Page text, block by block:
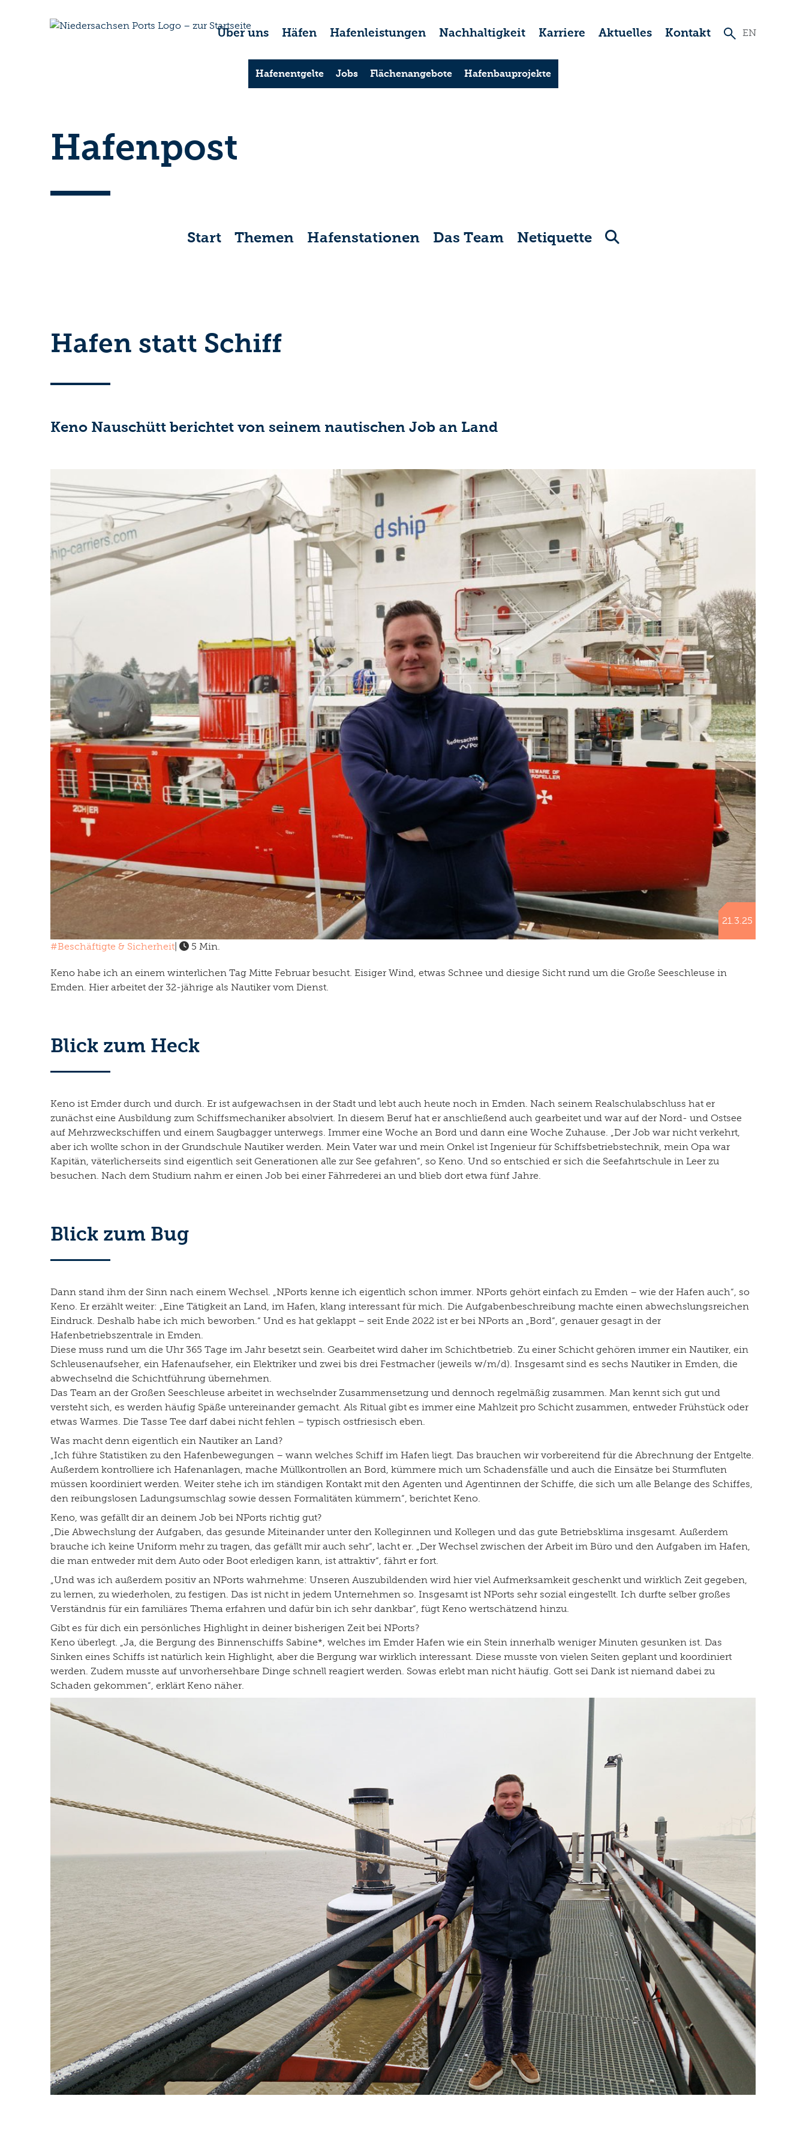
Über uns Häfen Hafenleistungen Nachhaltigkeit Karriere Aktuelles Kontakt EN
Hafenentgelte Jobs Flächenangebote Hafenbauprojekte
Hafenpost
Start Themen Hafenstationen Das Team Netiquette
Hafen statt Schiff
Keno Nauschütt berichtet von seinem nautischen Job an Land
21.3.25
#Beschäftigte & Sicherheit| 5 Min.
Keno habe ich an einem winterlichen Tag Mitte Februar besucht. Eisiger Wind, etwas Schnee und diesige Sicht rund um die Große Seeschleuse in
Emden. Hier arbeitet der 32-jährige als Nautiker vom Dienst.
Blick zum Heck
Keno ist Emder durch und durch. Er ist aufgewachsen in der Stadt und lebt auch heute noch in Emden. Nach seinem Realschulabschluss hat er
zunächst eine Ausbildung zum Schiffsmechaniker absolviert. In diesem Beruf hat er anschließend auch gearbeitet und war auf der Nord- und Ostsee
auf Mehrzweckschiffen und einem Saugbagger unterwegs. Immer eine Woche an Bord und dann eine Woche Zuhause. „Der Job war nicht verkehrt,
aber ich wollte schon in der Grundschule Nautiker werden. Mein Vater war und mein Onkel ist Ingenieur für Schiffsbetriebstechnik, mein Opa war
Kapitän, väterlicherseits sind eigentlich seit Generationen alle zur See gefahren“, so Keno. Und so entschied er sich die Seefahrtschule in Leer zu
besuchen. Nach dem Studium nahm er einen Job bei einer Fährrederei an und blieb dort etwa fünf Jahre.
Blick zum Bug
Dann stand ihm der Sinn nach einem Wechsel. „NPorts kenne ich eigentlich schon immer. NPorts gehört einfach zu Emden – wie der Hafen auch“, so
Keno. Er erzählt weiter: „Eine Tätigkeit an Land, im Hafen, klang interessant für mich. Die Aufgabenbeschreibung machte einen abwechslungsreichen
Eindruck. Deshalb habe ich mich beworben.“ Und es hat geklappt – seit Ende 2022 ist er bei NPorts an „Bord“, genauer gesagt in der
Hafenbetriebszentrale in Emden.
Diese muss rund um die Uhr 365 Tage im Jahr besetzt sein. Gearbeitet wird daher im Schichtbetrieb. Zu einer Schicht gehören immer ein Nautiker, ein
Schleusenaufseher, ein Hafenaufseher, ein Elektriker und zwei bis drei Festmacher (jeweils w/m/d). Insgesamt sind es sechs Nautiker in Emden, die
abwechselnd die Schichtführung übernehmen.
Das Team an der Großen Seeschleuse arbeitet in wechselnder Zusammensetzung und dennoch regelmäßig zusammen. Man kennt sich gut und
versteht sich, es werden häufig Späße untereinander gemacht. Als Ritual gibt es immer eine Mahlzeit pro Schicht zusammen, entweder Frühstück oder
etwas Warmes. Die Tasse Tee darf dabei nicht fehlen – typisch ostfriesisch eben.
Was macht denn eigentlich ein Nautiker an Land?
„Ich führe Statistiken zu den Hafenbewegungen – wann welches Schiff im Hafen liegt. Das brauchen wir vorbereitend für die Abrechnung der Entgelte.
Außerdem kontrolliere ich Hafenanlagen, mache Müllkontrollen an Bord, kümmere mich um Schadensfälle und auch die Einsätze bei Sturmfluten
müssen koordiniert werden. Weiter stehe ich im ständigen Kontakt mit den Agenten und Agentinnen der Schiffe, die sich um alle Belange des Schiffes,
den reibungslosen Ladungsumschlag sowie dessen Formalitäten kümmern“, berichtet Keno.
Keno, was gefällt dir an deinem Job bei NPorts richtig gut?
„Die Abwechslung der Aufgaben, das gesunde Miteinander unter den Kolleginnen und Kollegen und das gute Betriebsklima insgesamt. Außerdem
brauche ich keine Uniform mehr zu tragen, das gefällt mir auch sehr“, lacht er. „Der Wechsel zwischen der Arbeit im Büro und den Aufgaben im Hafen,
die man entweder mit dem Auto oder Boot erledigen kann, ist attraktiv“, fährt er fort.
„Und was ich außerdem positiv an NPorts wahrnehme: Unseren Auszubildenden wird hier viel Aufmerksamkeit geschenkt und wirklich Zeit gegeben,
zu lernen, zu wiederholen, zu festigen. Das ist nicht in jedem Unternehmen so. Insgesamt ist NPorts sehr sozial eingestellt. Ich durfte selber großes
Verständnis für ein familiäres Thema erfahren und dafür bin ich sehr dankbar“, fügt Keno wertschätzend hinzu.
Gibt es für dich ein persönliches Highlight in deiner bisherigen Zeit bei NPorts?
Keno überlegt. „Ja, die Bergung des Binnenschiffs Sabine*, welches im Emder Hafen wie ein Stein innerhalb weniger Minuten gesunken ist. Das
Sinken eines Schiffs ist natürlich kein Highlight, aber die Bergung war wirklich interessant. Diese musste von vielen Seiten geplant und koordiniert
werden. Zudem musste auf unvorhersehbare Dinge schnell reagiert werden. Sowas erlebt man nicht häufig. Gott sei Dank ist niemand dabei zu
Schaden gekommen“, erklärt Keno näher.